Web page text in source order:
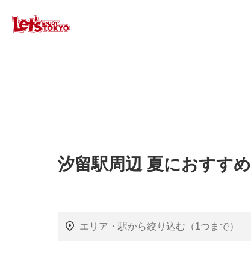
汐留駅周辺 夏におすすめ